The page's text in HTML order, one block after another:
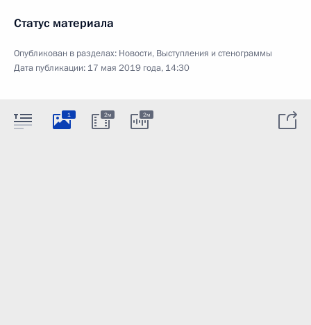
Статус материала
Опубликован в разделах: Новости, Выступления и стенограммы
Дата публикации: 17 мая 2019 года, 14:30
1 2м 2м